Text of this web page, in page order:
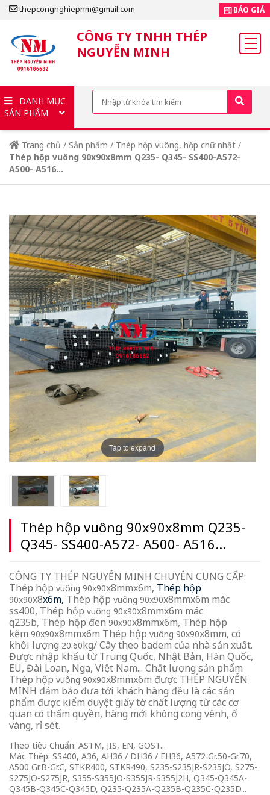
thepcongnghiepnm@gmail.com BÁO GIÁ
CÔNG TY TNHH THÉP
NGUYỄN MINH
DANH MỤC
SẢN PHẨM
Trang chủ / Sản phẩm / Thép hộp vuông, hộp chữ nhật /
Thép hộp vuông 90x90x8mm Q235- Q345- SS400-A572-
A500- A516...
Tap to expand
Thép hộp vuông 90x90x8mm Q235-
Q345- SS400-A572- A500- A516...
CÔNG TY THÉP NGUYỄN MINH CHUYÊN CUNG CẤP:
Thép hộp vuông 90x90x8mmx6m, Thép hộp
90x90x8x6m, Thép hộp vuông 90x90x8mmx6m mác
ss400, Thép hộp vuông 90x90x8mmx6m mác
q235b, Thép hộp đen 90x90x8mmx6m, Thép hộp
kẽm 90x90x8mmx6m Thép hộp vuông 90x90x8mm, có
khối lượng 20.60kg/ Cây theo badem của nhà sản xuất.
Được nhập khẩu từ Trung Quốc, Nhật Bản, Hàn Quốc,
EU, Đài Loan, Nga, Việt Nam... Chất lượng sản phẩm
Thép hộp vuông 90x90x8mmx6m được THÉP NGUYỄN
MINH đảm bảo đưa tới khách hàng đều là các sản
phẩm được kiểm duyệt giấy tờ chất lượng từ các cơ
quan có thẩm quyền, hàng mới không cong vênh, ố
vàng, rỉ sét.
Theo tiêu Chuẩn: ASTM, JIS, EN, GOST...
Mác Thép: SS400, A36, AH36 / DH36 / EH36, A572 Gr.50-Gr.70,
A500 Gr.B-Gr.C, STKR400, STKR490, S235-S235JR-S235JO, S275-
S275JO-S275JR, S355-S355JO-S355JR-S355J2H, Q345-Q345A-
Q345B-Q345C-Q345D, Q235-Q235A-Q235B-Q235C-Q235D...